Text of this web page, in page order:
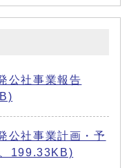
公社事業報告
公社事業計画・予
199.33KB)